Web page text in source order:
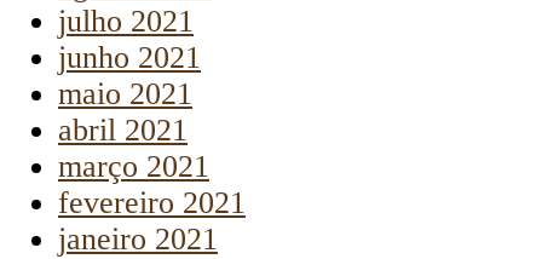
julho 2021
junho 2021
maio 2021
abril 2021
março 2021
fevereiro 2021
janeiro 2021